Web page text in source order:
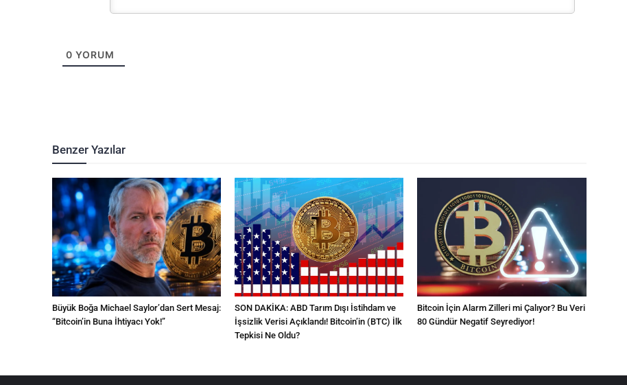
0 YORUM
Benzer Yazılar
Büyük Boğa Michael Saylor’dan Sert Mesaj:
“Bitcoin’in Buna İhtiyacı Yok!”
SON DAKİKA: ABD Tarım Dışı İstihdam ve
İşsizlik Verisi Açıklandı! Bitcoin’in (BTC) İlk
Tepkisi Ne Oldu?
Bitcoin İçin Alarm Zilleri mi Çalıyor? Bu Veri
80 Gündür Negatif Seyrediyor!